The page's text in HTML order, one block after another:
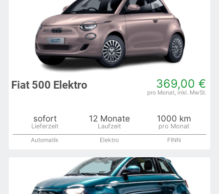
369,00 €
Fiat 500 Elektro
sofort 12 Monate 1000 km
Automatik Elektro FINN